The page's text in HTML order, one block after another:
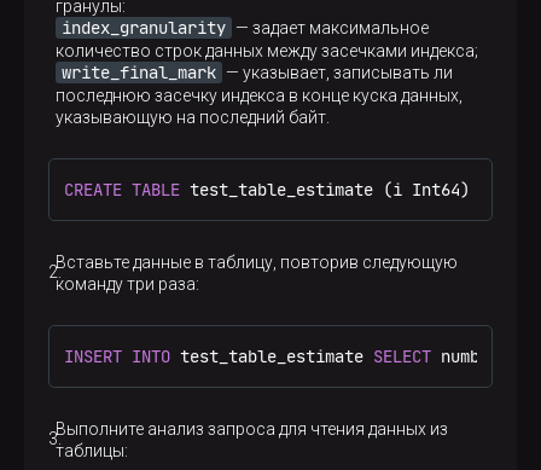
        n2 [label="Limit"];
        n1 [label="Numbers"];
      }
    }
    subgraph cluster_2 {
      label ="Expression";
      style=filled;
      node [style=filled,color=white];
      { rank = same;
      }
    }
      label ="Aggregating";
      style=filled;
      color=lightgrey;
      node [style=filled,color=white];
        n4 [label="AggregatingTransform"];
        n5 [label="Resize"];
  }
  n140206024061464 -> n140205465170584;
  n140205465170584 -> n140205620507928;
  n140205620507928 -> n140205801688600;
  n140205649781464 -> n140205630520728;
  n140205649781464 -> n140205788048536;
  n140205649781464 -> n140206023882392;
  n140205649781464 -> n140206024060696;
  n140205649781464 -> n140205717371544;
}
гранулы:
index_granularity — задает максимальное
количество строк данных между засечками индекса;
write_final_mark — указывает, записывать ли
последнюю засечку индекса в конце куска данных,
указывающую на последний байт.
CREATE TABLE test_table_estimate (i Int64)
Вставьте данные в таблицу, повторив следующую
команду три раза:
INSERT INTO test_table_estimate SELECT number
Выполните анализ запроса для чтения данных из
таблицы: